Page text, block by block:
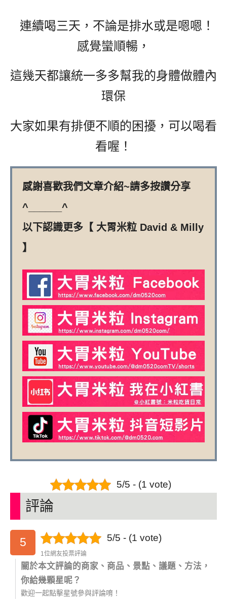
連續喝三天，不論是排水或是嗯嗯！
感覺蠻順暢，
這幾天都讓統一多多幫我的身體做體內
環保
大家如果有排便不順的困擾，可以喝看
看喔！
感謝喜歡我們文章介紹~請多按讚分享
^______^
以下認識更多【 大胃米粒 David & Milly
】
5/5 - (1 vote)
評論
5 5/5 - (1 vote)
1位網友投票評論
關於本文評論的商家、商品、景點、議題、方法，
你給幾顆星呢？
歡迎一起點擊星號參與評論唷！